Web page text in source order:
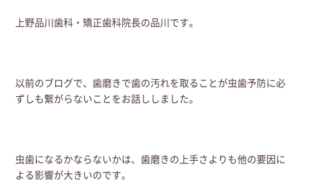
上野品川歯科・矯正歯科院長の品川です。
以前のブログで、歯磨きで歯の汚れを取ることが虫歯予防に必
ずしも繋がらないことをお話ししました。
虫歯になるかならないかは、歯磨きの上手さよりも他の要因に
よる影響が大きいのです。